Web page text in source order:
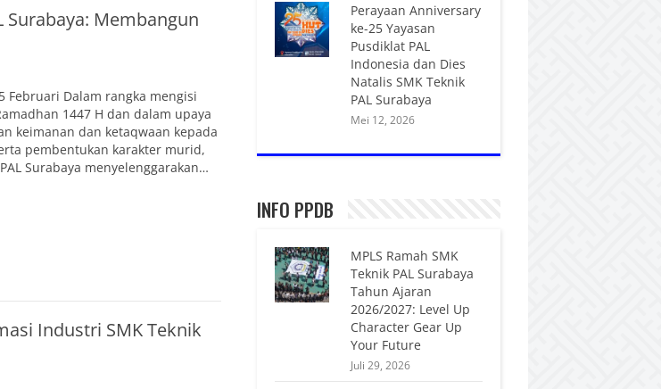
Surabaya: Membangun
Februari Dalam rangka mengisi
1447 H dan dalam upaya
keimanan dan ketaqwaan kepada
pembentukan karakter murid,
Surabaya menyelenggarakan…
Industri SMK Teknik
Perayaan Anniversary
ke-25 Yayasan
Pusdiklat PAL
Indonesia dan Dies
Natalis SMK Teknik
PAL Surabaya
Mei 12, 2026
INFO PPDB
MPLS Ramah SMK
Teknik PAL Surabaya
Tahun Ajaran
2026/2027: Level Up
Character Gear Up
Your Future
Juli 29, 2026